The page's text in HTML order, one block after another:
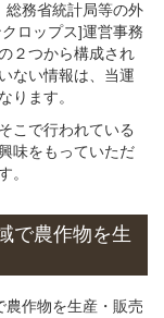
総務省統計局等の外
ロップス]運営事務
２つから構成され
ない情報は、当運
ります。
こで行われている
味をもっていただ
。
で農作物を生
農作物を生産・販売